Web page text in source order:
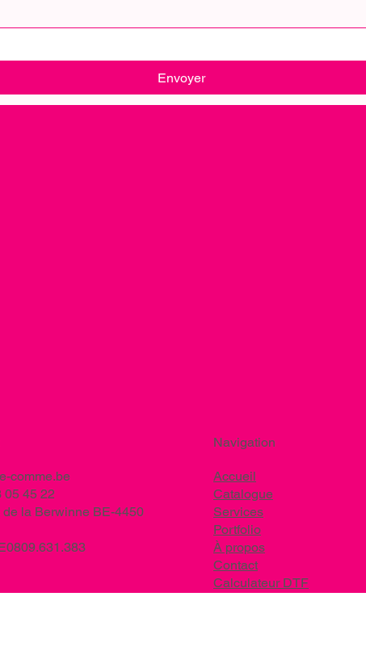
comme.be
05 45 22
de la Berwinne BE-4450
Navigation
Accueil
Catalogue
Services
Portfolio
À propos
Contact
Calculateur DTF
Envoyer